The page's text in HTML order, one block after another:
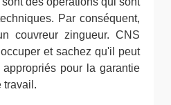
Par conséquent,
couvreur zingueur. CNS
et sachez qu'il peut
pour la garantie
travail.